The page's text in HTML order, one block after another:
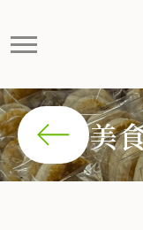
口湖遊客
周邊為海線濕地，可
美